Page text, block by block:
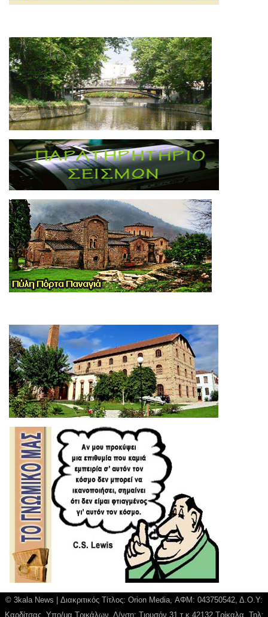
© 3kala News | Διακριτικός Τίτλος: Orion Media, ΑΦΜ: 043750542, Δ.Ο.Υ:
Καρδίτσας, Υπο/μα Τρικάλων, Δ/νση: Τιουσόν 31 τ.κ 42132 Τρίκαλα, Τηλ: